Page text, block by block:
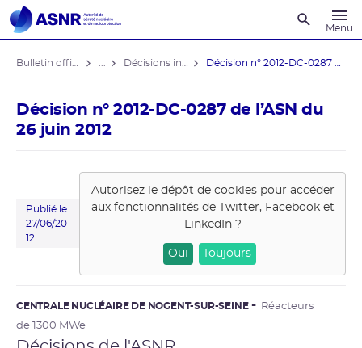
Menu
Décision n° 2012-DC-0287 de l’ASN du
26 juin 2012
Publié le
27/06/20
12
Autorisez le dépôt de cookies pour accéder
aux fonctionnalités de Twitter, Facebook et
LinkedIn?
Oui Toujours
CENTRALE NUCLÉAIRE DE NOGENT-SUR-SEINE
Réacteurs
de 1300 MWe